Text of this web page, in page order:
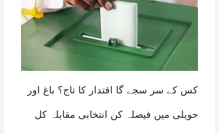
کس کے سر سجے گا اقتدار کا تاج؟ باغ اور
حویلی میں فیصلہ کن انتخابی مقابلہ کل